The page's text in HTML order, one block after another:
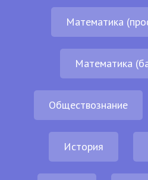
Математика
Математика
Обществознание
История